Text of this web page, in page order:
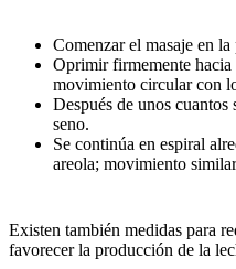
Comenzar el masaje en
Oprimir firmemente hacia
movimiento circular con
Después de unos cuantos
seno.
Se continúa en espiral
areola; movimiento
Existen también medidas para
favorecer la producción de la